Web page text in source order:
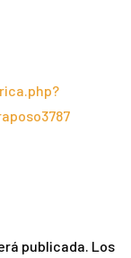
publicada. Los